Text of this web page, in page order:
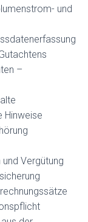
und
–
Hinweise
Vergütung